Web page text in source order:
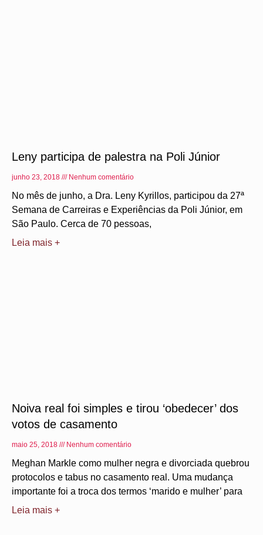
Leny participa de palestra na Poli Júnior
junho 23, 2018 Nenhum comentário
No mês de junho, a Dra. Leny Kyrillos, participou da 27ª
Semana de Carreiras e Experiências da Poli Júnior, em
São Paulo. Cerca de 70 pessoas,
Leia mais +
Noiva real foi simples e tirou ‘obedecer’ dos
votos de casamento
maio 25, 2018 Nenhum comentário
Meghan Markle como mulher negra e divorciada quebrou
protocolos e tabus no casamento real. Uma mudança
importante foi a troca dos termos ‘marido e mulher’ para
Leia mais +